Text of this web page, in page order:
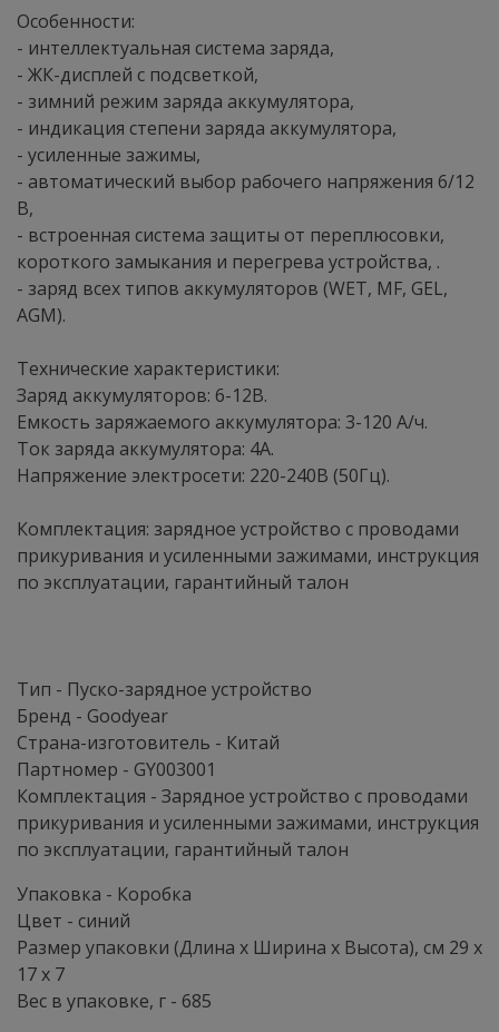
Особенности:
- интеллектуальная система заряда,
- ЖК-дисплей с подсветкой,
- зимний режим заряда аккумулятора,
- индикация степени заряда аккумулятора,
- усиленные зажимы,
- автоматический выбор рабочего напряжения 6/12
В,
- встроенная система защиты от переплюсовки,
короткого замыкания и перегрева устройства, .
- заряд всех типов аккумуляторов (WET, MF, GEL,
AGM).
Технические характеристики:
Заряд аккумуляторов: 6-12В.
Емкость заряжаемого аккумулятора: 3-120 А/ч.
Ток заряда аккумулятора: 4А.
Напряжение электросети: 220-240В (50Гц).
Комплектация: зарядное устройство с проводами
прикуривания и усиленными зажимами, инструкция
по эксплуатации, гарантийный талон
Тип - Пуско-зарядное устройство
Бренд - Goodyear
Страна-изготовитель - Китай
Партномер - GY003001
Комплектация - Зарядное устройство с проводами
прикуривания и усиленными зажимами, инструкция
по эксплуатации, гарантийный талон
Упаковка - Коробка
Цвет - синий
Размер упаковки (Длина х Ширина х Высота), см 29 x
17 x 7
Вес в упаковке, г - 685